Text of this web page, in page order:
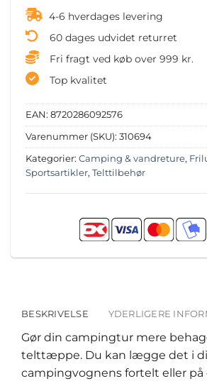
4-6 hverdages levering
60 dages udvidet returret
Fri fragt ved køb over 999 kr.
Top kvalitet
EAN: 8720286092576
Varenummer (SKU): 310694
Kategorier: Camping & vandreture,
Sportsartikler, Telttilbehør
BESKRIVELSE YDERLIGERE
Gør din campingtur mere
telttæppe. Du kan lægge det i
campingvognens fortelt eller på